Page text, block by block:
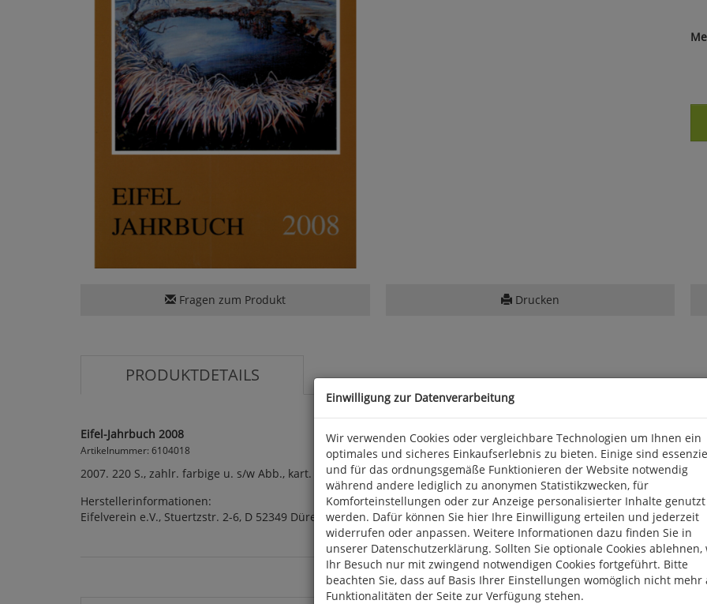
Fragen zum Produkt Drucken
PRODUKTDETAILS
Eifel-Jahrbuch 2008
Artikelnummer: 6104018
2007. 220 S., zahlr. farbige u. s/w Abb., kart. Eifelverein e. V.
Herstellerinformationen:
Eifelverein e.V., Stuertzstr. 2-6, D 52349 Düren, info@eifelverein.de
Einwilligung zur Datenverarbeitung
Wir verwenden Cookies oder vergleichbare Technologien um Ihnen ein
optimales und sicheres Einkaufserlebnis zu bieten. Einige sind
und für das ordnungsgemäße Funktionieren der Website notwendig
während andere lediglich zu anonymen Statistikzwecken, für
Komforteinstellungen oder zur Anzeige personalisierter Inhalte genutzt
werden. Dafür können Sie hier Ihre Einwilligung erteilen und jederzeit
widerrufen oder anpassen. Weitere Informationen dazu finden Sie in
unserer Datenschutzerklärung. Sollten Sie optionale Cookies ablehnen,
Ihr Besuch nur mit zwingend notwendigen Cookies fortgeführt. Bitte
beachten Sie, dass auf Basis Ihrer Einstellungen womöglich nicht mehr
Funktionalitäten der Seite zur Verfügung stehen.